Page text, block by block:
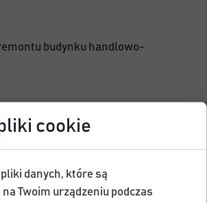
budynku handlowo-
cookie
danych, które są
Twoim urządzeniu podczas